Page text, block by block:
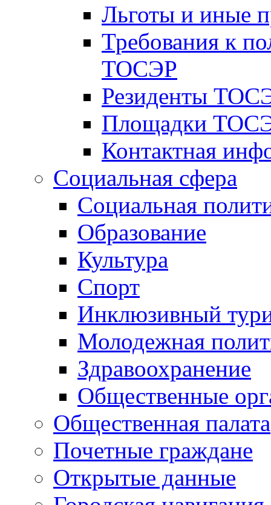
Льготы и иные
Требования к
ТОСЭР
Резиденты
Площадки
Контактная
Социальная сфера
Социальная
Образование
Культура
Спорт
Инклюзивный
Молодежная
Здравоохранение
Общественные
Общественная палата
Почетные граждане
Открытые данные